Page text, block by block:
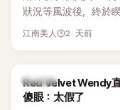
狀況等風波後，終於
張近況照，讓大批粉
江南美人 2 天前
K-POP
Red Velvet Wendy直
傻眼：太假了